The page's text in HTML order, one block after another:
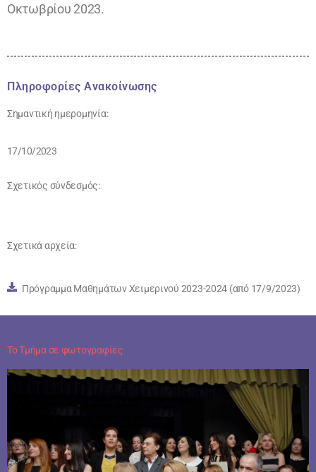
Οκτωβρίου 2023.
Πληροφορίες Ανακοίνωσης
Σημαντική ημερομηνία:
17/10/2023
Σχετικός σύνδεσμός:
Σχετικά αρχεία:
Πρόγραμμα Μαθημάτων Χειμερινού 2023-2024 (από 17/9/2023)
Το Τμήμα σε φωτογραφίες